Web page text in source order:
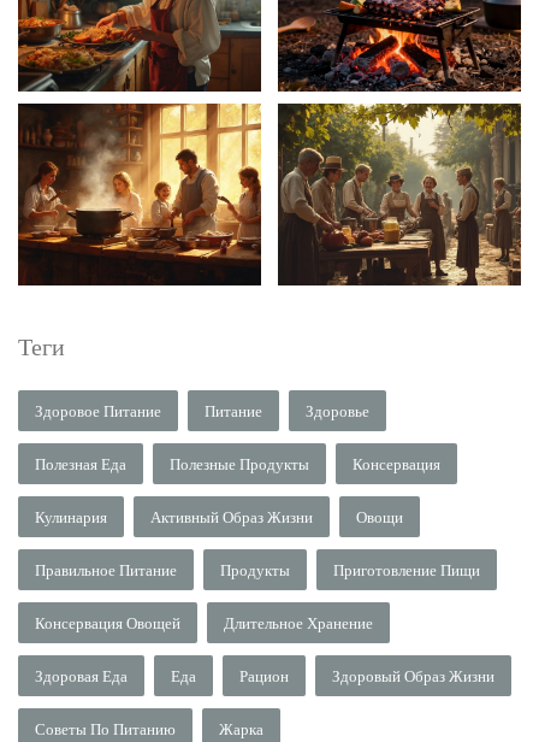
Теги
Здоровое Питание Питание Здоровье
Полезная Еда Полезные Продукты Консервация
Кулинария Активный Образ Жизни Овощи
Правильное Питание Продукты Приготовление Пищи
Консервация Овощей Длительное Хранение
Здоровая Еда Еда Рацион Здоровый Образ Жизни
Советы По Питанию Жарка